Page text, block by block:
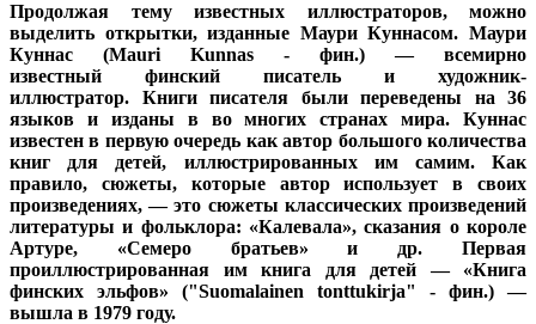
Продолжая тему известных иллюстраторов, можно
выделить открытки, изданные Маури Куннасом. Маури
Куннас (Mauri Kunnas - фин.) — всемирно
известный финский писатель и художник-
иллюстратор. Книги писателя были переведены на 36
языков и изданы в во многих странах мира. Куннас
известен в первую очередь как автор большого количества
книг для детей, иллюстрированных им самим. Как
правило, сюжеты, которые автор использует в своих
произведениях, — это сюжеты классических произведений
литературы и фольклора: «Калевала», сказания о короле
Артуре, «Семеро братьев» и др. Первая
проиллюстрированная им книга для детей — «Книга
финских эльфов» ("Suomalainen tonttukirja" - фин.) —
вышла в 1979 году.